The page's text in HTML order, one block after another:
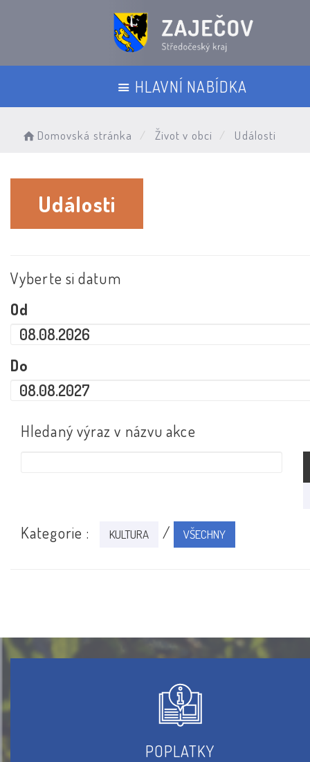
HLAVNÍ NABÍDKA
Domovská stránka Život v obci Události
Události
Vyberte si datum
Od
Do
Hledaný výraz v názvu akce
Kategorie : KULTURA / VŠECHNY
POPLATKY